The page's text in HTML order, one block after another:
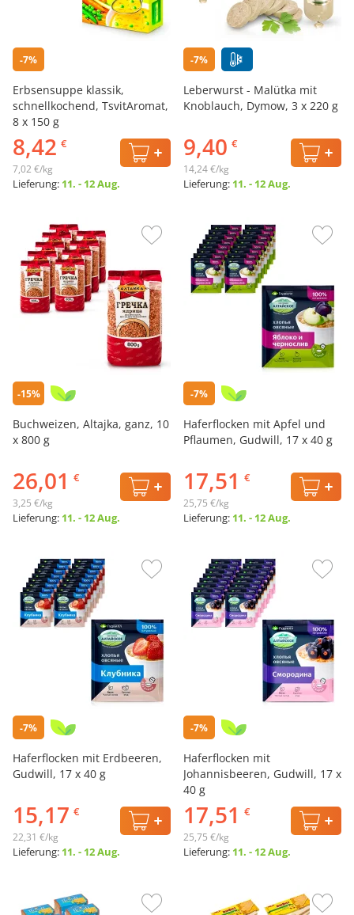
-7%
Erbsensuppe klassik,
schnellkochend, TsvitAromat,
8 x 150 g
8,42 €
7,02 €/kg
Lieferung: 11. - 12 Aug.
-7%
Leberwurst - Malütka mit
Knoblauch, Dymow, 3 x 220 g
9,40 €
14,24 €/kg
Lieferung: 11. - 12 Aug.
-15%
Buchweizen, Altajka, ganz, 10
х 800 g
26,01 €
3,25 €/kg
Lieferung: 11. - 12 Aug.
-7%
Haferflocken mit Apfel und
Pflaumen, Gudwill, 17 х 40 g
17,51 €
25,75 €/kg
Lieferung: 11. - 12 Aug.
-7%
Haferflocken mit Erdbeeren,
Gudwill, 17 х 40 g
15,17 €
22,31 €/kg
Lieferung: 11. - 12 Aug.
-7%
Haferflocken mit
Johannisbeeren, Gudwill, 17 х
40 g
17,51 €
25,75 €/kg
Lieferung: 11. - 12 Aug.